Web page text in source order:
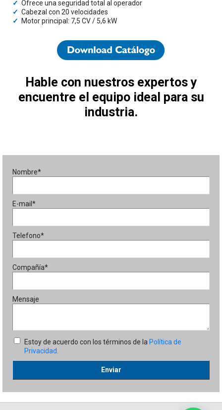
✓ Ofrece una seguridad total al operador
✓ Cabezal con 20 velocidades
✓
Motor principal: 7,5 CV / 5,6 kW
Hable con nuestros expertos y
encuentre el equipo ideal para su
industria.
Nombre*
E-mail*
Telefono*
Compañía*
Mensaje
Estoy de acuerdo con los términos de la Política de
Privacidad.